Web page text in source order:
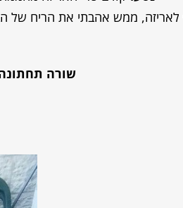
לאריזה, ממש אהבתי את הריח של
שורה